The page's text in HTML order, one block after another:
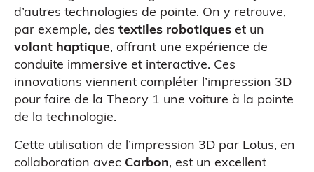
d’autres technologies de pointe. On y retrouve,
par exemple, des textiles robotiques et un
volant haptique, offrant une expérience de
conduite immersive et interactive. Ces
innovations viennent compléter l’impression 3D
pour faire de la Theory 1 une voiture à la pointe
de la technologie.
Cette utilisation de l’impression 3D par Lotus, en
collaboration avec Carbon, est un excellent